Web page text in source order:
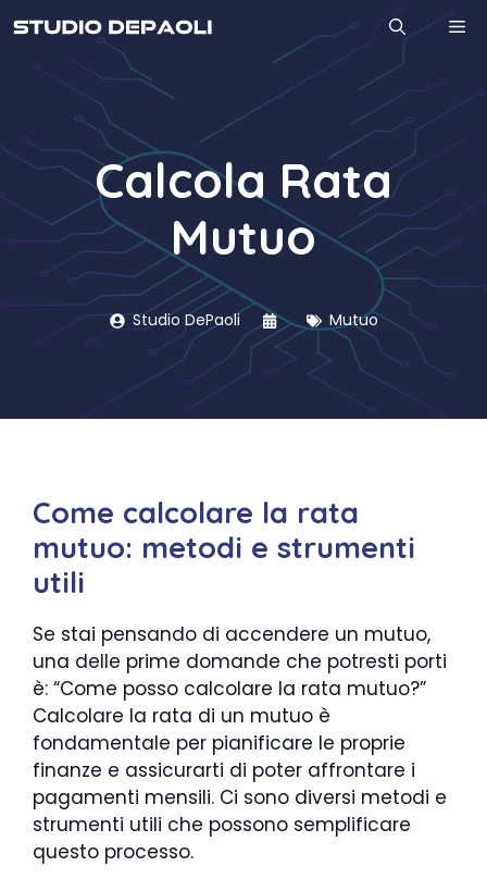
al
contenuto
Calcola Rata
Mutuo
Studio DePaoli Mutuo
Come calcolare la rata
mutuo: metodi e strumenti
utili
Se stai pensando di accendere un mutuo,
una delle prime domande che potresti porti
è: “Come posso calcolare la rata mutuo?”
Calcolare la rata di un mutuo è
fondamentale per pianificare le proprie
finanze e assicurarti di poter affrontare i
pagamenti mensili. Ci sono diversi metodi e
strumenti utili che possono semplificare
questo processo.